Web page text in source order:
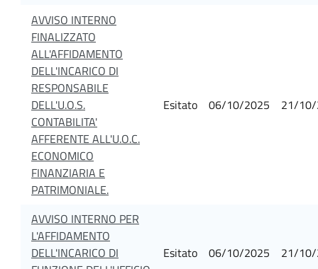
AVVISO INTERNO
FINALIZZATO
ALL'AFFIDAMENTO
DELL'INCARICO DI
RESPONSABILE
DELL'U.O.S.
CONTABILITA'
AFFERENTE ALL'U.O.C.
ECONOMICO
FINANZIARIA E
PATRIMONIALE.
Esitato 06/10/2025 21/
AVVISO INTERNO PER
L'AFFIDAMENTO
DELL'INCARICO DI
Esitato 06/10/2025 21/